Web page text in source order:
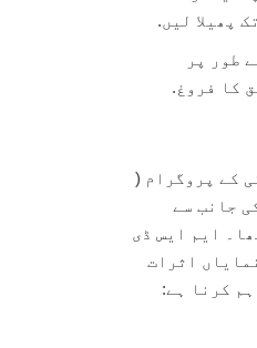
پھیلا لیں.
طور پر
کا فروغ.
کے پروگرام (
جانب سے
ایم ایس ڈی
اثرات
کرنا ہے: